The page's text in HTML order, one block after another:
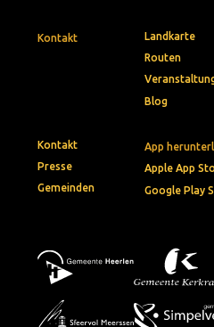
Kontakt
App
Apple App
Google Play
Landkarte
Routen
Blog
Kontakt
Presse
Gemeinden